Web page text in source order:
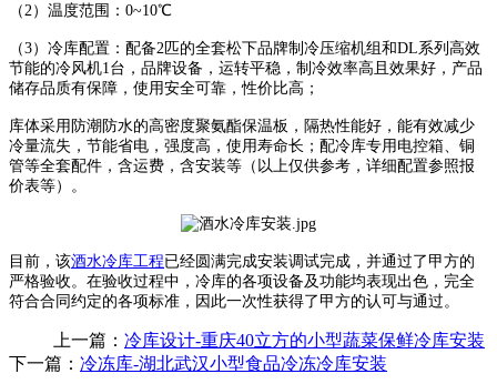
（2）温度范围：0~10℃
（3）冷库配置：配备2匹的全套松下品牌制冷压缩机组和DL系列高效
节能的冷风机1台，品牌设备，运转平稳，制冷效率高且效果好，产品
储存品质有保障，使用安全可靠，性价比高；
库体采用防潮防水的高密度聚氨酯保温板，隔热性能好，能有效减少
冷量流失，节能省电，强度高，使用寿命长；配冷库专用电控箱、铜
管等全套配件，含运费，含安装等（以上仅供参考，详细配置参照报
价表等）。
目前，该酒水冷库工程已经圆满完成安装调试完成，并通过了甲方的
严格验收。在验收过程中，冷库的各项设备及功能均表现出色，完全
符合合同约定的各项标准，因此一次性获得了甲方的认可与通过。
上一篇： 冷库设计-重庆40立方的小型蔬菜保鲜冷库安装
下一篇： 冷冻库-湖北武汉小型食品冷冻冷库安装